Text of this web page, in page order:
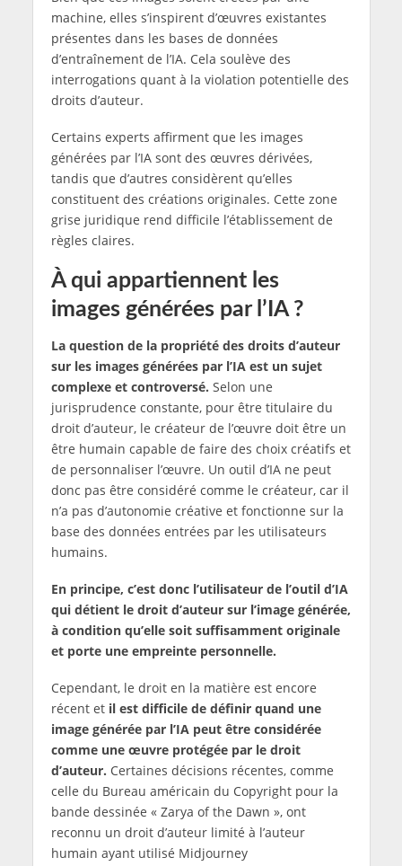
machine, elles s’inspirent d’œuvres existantes
présentes dans les bases de données
d’entraînement de l’IA. Cela soulève des
interrogations quant à la violation potentielle des
droits d’auteur.
Certains experts affirment que les images
générées par l’IA sont des œuvres dérivées,
tandis que d’autres considèrent qu’elles
constituent des créations originales. Cette zone
grise juridique rend difficile l’établissement de
règles claires.
À qui appartiennent les
images générées par l’IA ?
La question de la propriété des droits d’auteur
sur les images générées par l’IA est un sujet
complexe et controversé. Selon une
jurisprudence constante, pour être titulaire du
droit d’auteur, le créateur de l’œuvre doit être un
être humain capable de faire des choix créatifs et
de personnaliser l’œuvre. Un outil d’IA ne peut
donc pas être considéré comme le créateur, car il
n’a pas d’autonomie créative et fonctionne sur la
base des données entrées par les utilisateurs
humains.
En principe, c’est donc l’utilisateur de l’outil d’IA
qui détient le droit d’auteur sur l’image générée,
à condition qu’elle soit suffisamment originale
et porte une empreinte personnelle.
Cependant, le droit en la matière est encore
récent etil est difficile de définir quand une
image générée par l’IA peut être considérée
comme une œuvre protégée par le droit
d’auteur. Certaines décisions récentes, comme
celle du Bureau américain du Copyright pour la
bande dessinée « Zarya of the Dawn », ont
reconnu un droit d’auteur limité à l’auteur
humain ayant utilisé Midjourney